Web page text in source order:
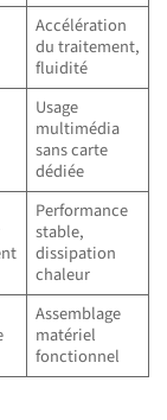
Accélération
du traitement,
fluidité
Usage
multimédia
sans carte
dédiée
Performance
stable,
dissipation
chaleur
Assemblage
matériel
fonctionnel